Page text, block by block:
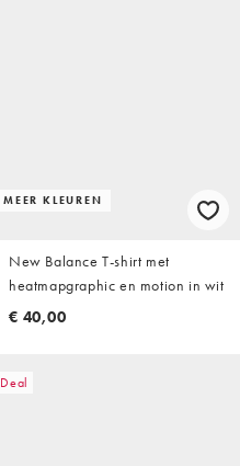
MEER KLEUREN
New Balance T-shirt met
heatmapgraphic en motion in wit
€ 40,00
Deal